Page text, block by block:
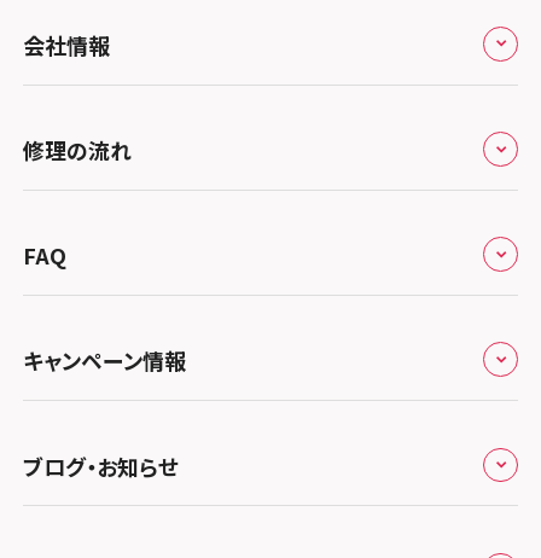
北海道・東北
スマホスピタル大丸札幌
関東
スマホスピタル宇都宮
スマホスピタル 高崎
スマホスピタル鴻巣
スマホスピタル テルル三芳
スマホスピタル 熊谷
スマホスピタル ゲオデジタルベース川口元郷
スマホスピタル埼玉大宮
北陸・甲信越
スマホスピタルアル・プラザ小松
スマホスピタル 北陸総合修理センター
スマホスピタル 長野
東海
スマホスピタル岐阜
スマホスピタル 浜松
スマホスピタル静岡パルコ
スマホスピタル 藤枝
スマホスピタル名古屋駅前
関西
スマホスピタル 大阪梅田
スマホスピタル by デジホ 梅田地下（うめちか）
スマホスピタル京橋
中国・四国
スマホスピタル岡山駅前
スマホスピタル by デジホ マークイズ福岡もも
ち
会社情報
会社概要
総務省登録業者
特定商取引法に関する表記
プライバシーポリシー
郵送修理依頼
修理の流れ
郵送修理の流れ
FAQ
キャンペーン情報
キャンペーン一覧
ブログ・お知らせ